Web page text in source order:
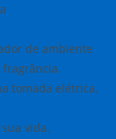
de ambiente
tomada elétrica,
vida.